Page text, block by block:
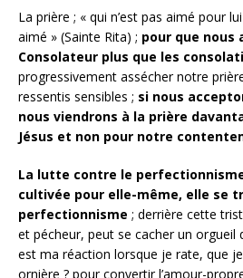
La prière ; « qui n’est pas aimé pour
aimé » (Sainte Rita) ; pour que nous
Consolateur plus que les
progressivement assécher notre
ressentis sensibles ; si nous
nous viendrons à la prière
Jésus et non pour notre
La lutte contre le
cultivée pour elle-même, elle se
perfectionnisme ; derrière cette
et pécheur, peut se cacher un orgueil
est ma réaction lorsque je rate, que
ornière ? pour convertir l’amour-